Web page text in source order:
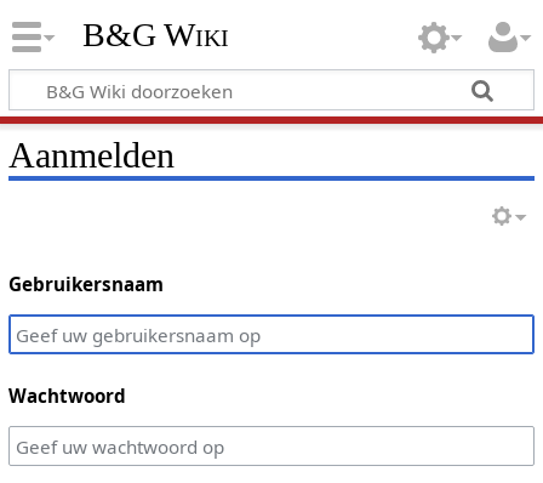
B&G Wiki
Aanmelden
Gebruikersnaam
Wachtwoord